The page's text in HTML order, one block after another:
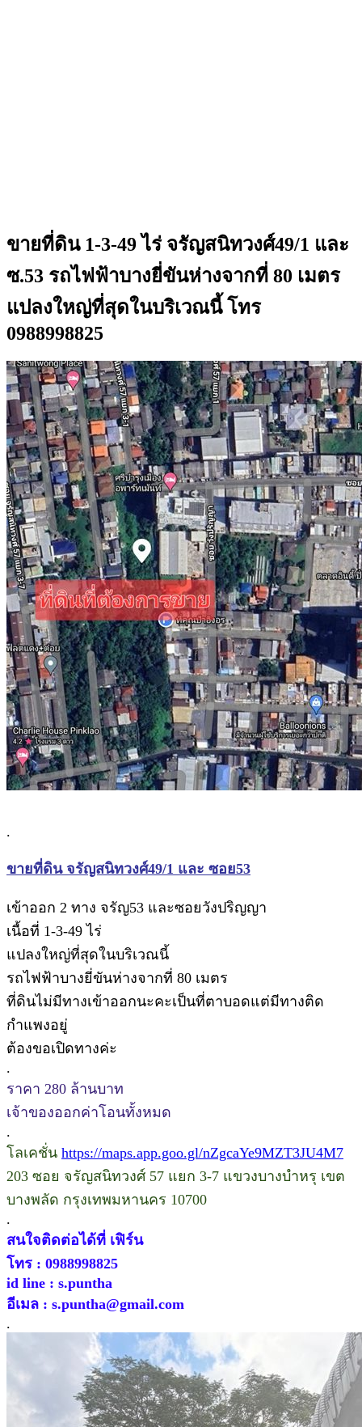
ขายที่ดิน 1-3-49 ไร่ จรัญสนิทวงศ์49/1 และ
ซ.53 รถไฟฟ้าบางยี่ขันห่างจากที่ 80 เมตร
แปลงใหญ่ที่สุดในบริเวณนี้ โทร
0988998825
.
ขายที่ดิน จรัญสนิทวงศ์49/1 และ ซอย53
เข้าออก 2 ทาง จรัญ53 และซอยวังปริญญา
เนื้อที่ 1-3-49 ไร่
แปลงใหญ่ที่สุดในบริเวณนี้
รถไฟฟ้าบางยี่ขันห่างจากที่ 80 เมตร
ที่ดินไม่มีทางเข้าออกนะคะเป็นที่ตาบอดแต่มีทางติด
กำแพงอยู่
ต้องขอเปิดทางค่ะ
.
ราคา 280 ล้านบาท
เจ้าของออกค่าโอนทั้งหมด
.
โลเคชั่น https://maps.app.goo.gl/nZgcaYe9MZT3JU4M7
203 ซอย จรัญสนิทวงศ์ 57 แยก 3-7 แขวงบางบำหรุ เขต
บางพลัด กรุงเทพมหานคร 10700
.
สนใจติดต่อได้ที่ เฟิร์น
โทร : 0988998825
id line : s.puntha
อีเมล : s.puntha@gmail.com
.